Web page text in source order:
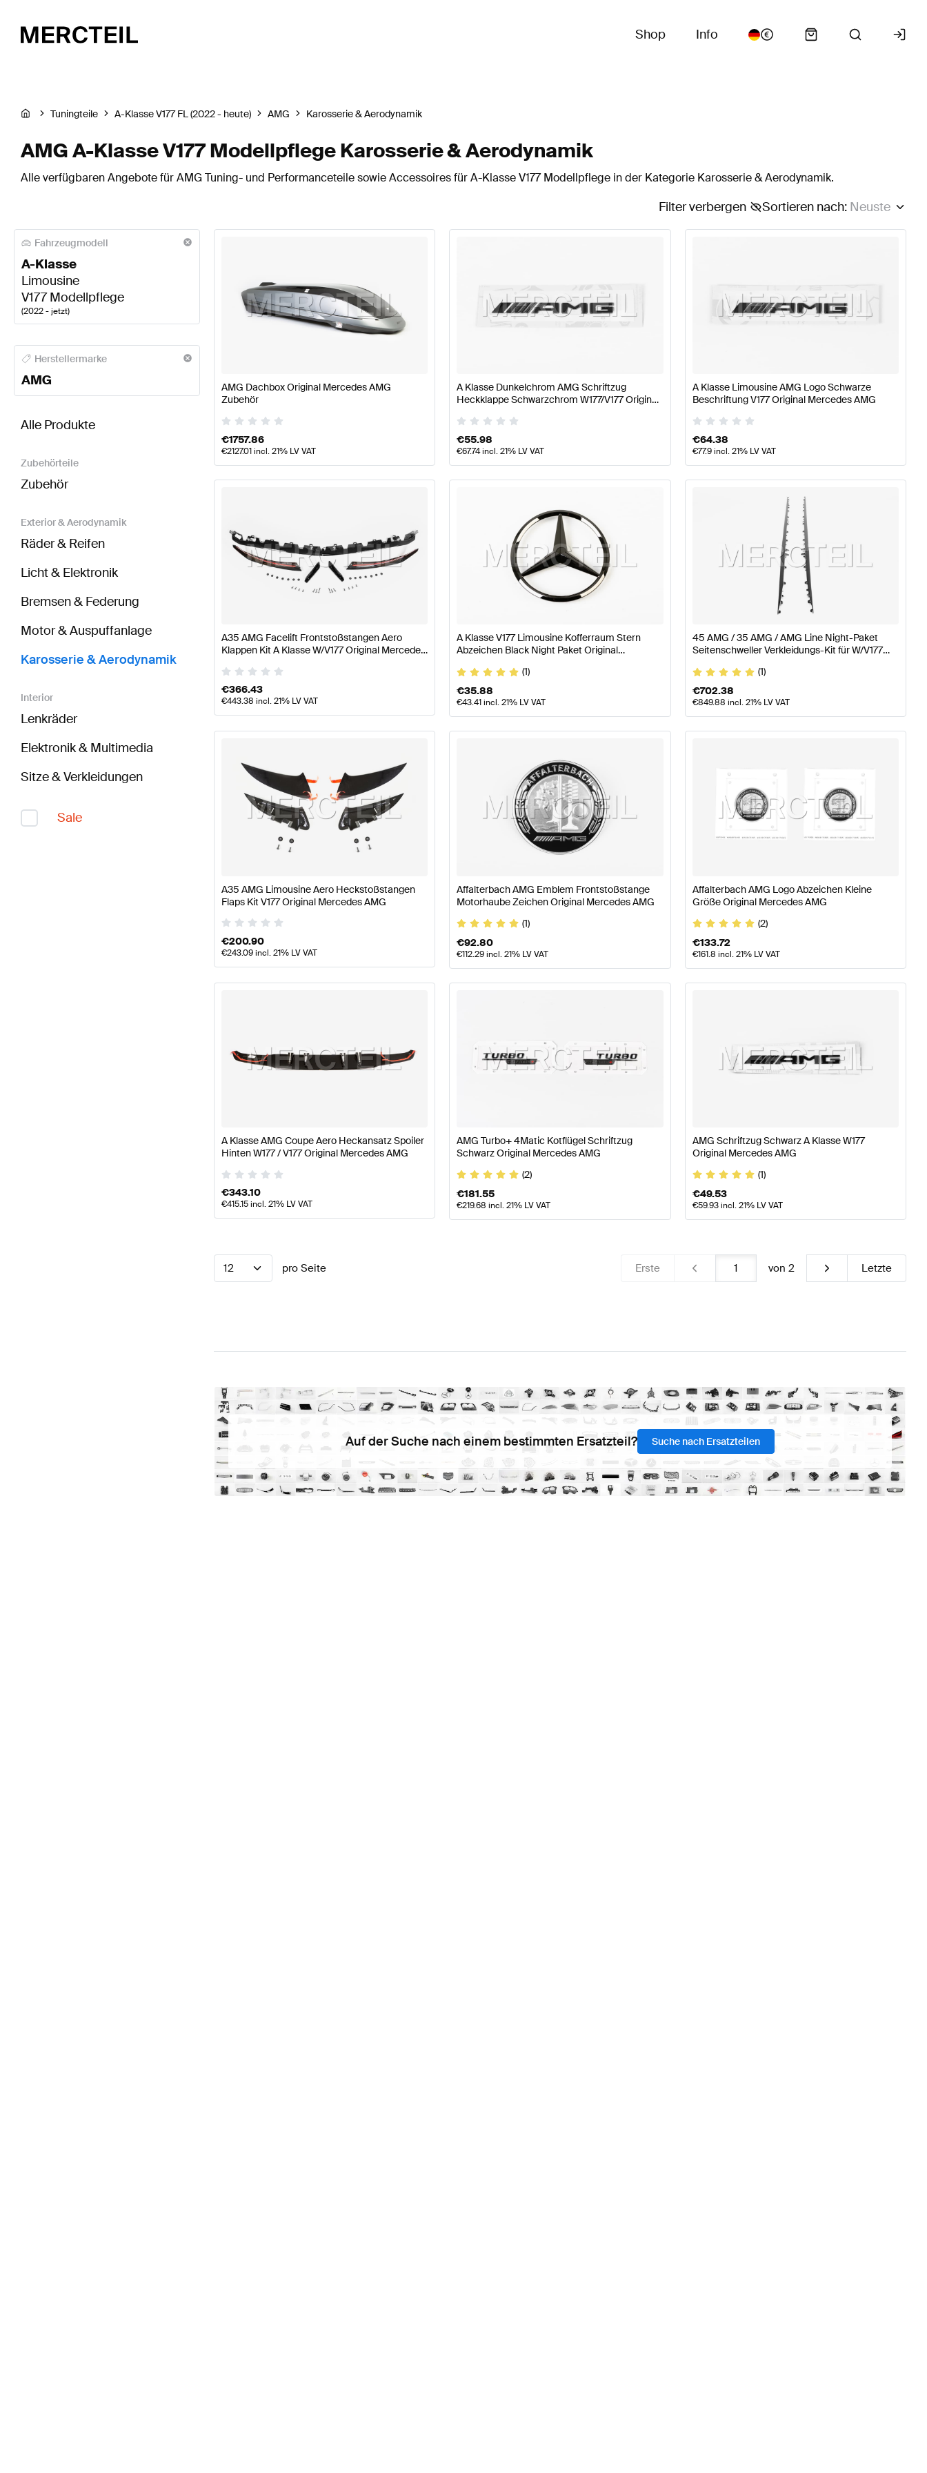
Shop Info
Tuningteile A-Klasse V177 FL (2022 - heute) AMG Karosserie & Aerodynamik
AMG A-Klasse V177 Modellpflege Karosserie & Aerodynamik
Alle verfügbaren Angebote für AMG Tuning- und Performanceteile sowie Accessoires für A-Klasse V177 Modellpflege in der Kategorie Karosserie & Aerodynamik.
Sortieren nach: Neuste
Filter verbergen
Fahrzeugmodell
A-Klasse
Limousine
V177 Modellpflege
(2022 - jetzt)
AMG A-Klasse Karosserie & Aerodynamik
Herstellermarke
AMG
AMG A-Klasse V177 Modellpflege Karosserie & Aerodynamik
Mercedes-Benz A-Klasse V177
Alle Produkte
Zubehörteile
Zubehör
Exterior & Aerodynamik
Räder & Reifen
Licht & Elektronik
Bremsen & Federung
Motor & Auspuffanlage
Karosserie & Aerodynamik
Interior
Lenkräder
Elektronik & Multimedia
Sitze & Verkleidungen
Sale
AMG Dachbox Original Mercedes AMG
Zubehör
€1757.86
€2127.01incl. 21% LV VAT
A Klasse Dunkelchrom AMG Schriftzug
Heckklappe Schwarzchrom W177/V177 Original
€55.98
€67.74incl. 21% LV VAT
A Klasse Limousine AMG Logo Schwarze
Beschriftung V177 Original Mercedes AMG
€64.38
€77.9incl. 21% LV VAT
A35 AMG Facelift Frontstoßstangen Aero
Klappen Kit A Klasse W/V177 Original Mercedes
€366.43
€443.38 incl. 21% LV VAT
A Klasse V177 Limousine Kofferraum Stern
Abzeichen Black Night Paket Original
(1)
€35.88
€43.41incl. 21% LV VAT
45 AMG / 35 AMG / AMG Line Night-Paket
Seitenschweller Verkleidungs-Kit für W/V177
(1)
€702.38
€849.88 incl. 21% LV VAT
A35 AMG Limousine Aero Heckstoßstangen
Flaps Kit V177 Original Mercedes AMG
€200.90
€243.09incl. 21% LV VAT
Affalterbach AMG Emblem Frontstoßstange
Motorhaube Zeichen Original Mercedes AMG
(1)
€92.80
€112.29incl. 21% LV VAT
Affalterbach AMG Logo Abzeichen Kleine
Größe Original Mercedes AMG
(2)
€133.72
€161.8 incl. 21% LV VAT
A Klasse AMG Coupe Aero Heckansatz Spoiler
Hinten W177 / V177 Original Mercedes AMG
€343.10
€415.15incl. 21% LV VAT
AMG Turbo+ 4Matic Kotflügel Schriftzug
Schwarz Original Mercedes AMG
(2)
€181.55
€219.68 incl. 21% LV VAT
AMG Schriftzug Schwarz A Klasse W177
Original Mercedes AMG
(1)
€49.53
€59.93incl. 21% LV VAT
12 pro Seite Erste von 2 Letzte
Auf der Suche nach einem bestimmten Ersatzteil? Suche nach Ersatzteilen